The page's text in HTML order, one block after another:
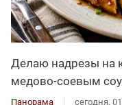
Делаю надрезы на
медово-соевым
Панорама сегодня,